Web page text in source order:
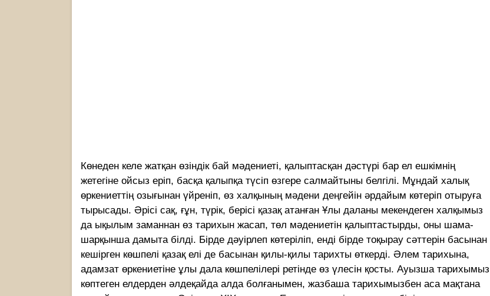
Көнеден келе жатқан өзiндiк бай мәдениетi, қалыптасқан дәстүрі бар ел ешкiмнің
жетегіне ойсыз еріп, басқа қалыпқа түсіп өзгере салмайтыны белгiлi. Мұндай халық
өркениеттің озығынан үйренiп, өз халқының мәдени деңгейiн әрдайым көтеріп отыруға
тырысады. Әрiсi сақ, ғұн, түрік, берiсi қазақ атанған Ұлы даланы мекендеген халқымыз
да ықылым заманнан өз тарихын жасап, төл мәдениетiн қалыптастырды, оны шама-
шарқынша дамыта бiлді. Бірде дәуірлеп көтеріліп, енді бірде тоқырау сәттерін басынан
кешірген көшпелі қазақ елі де басынан қилы-қилы тарихты өткерді. Әлем тарихына,
адамзат өркениетіне ұлы дала көшпелілері ретінде өз үлесін қосты. Ауызша тарихымыз
көптеген елдерден әлдеқайда алда болғанымен, жазбаша тарихымызбен аса мақтана